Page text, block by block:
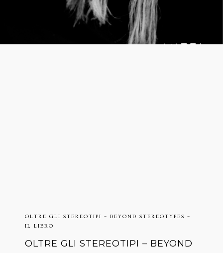
OLTRE GLI STEREOTIPI – BEYOND STEREOTYPES –
IL LIBRO
OLTRE GLI STEREOTIPI – BEYOND